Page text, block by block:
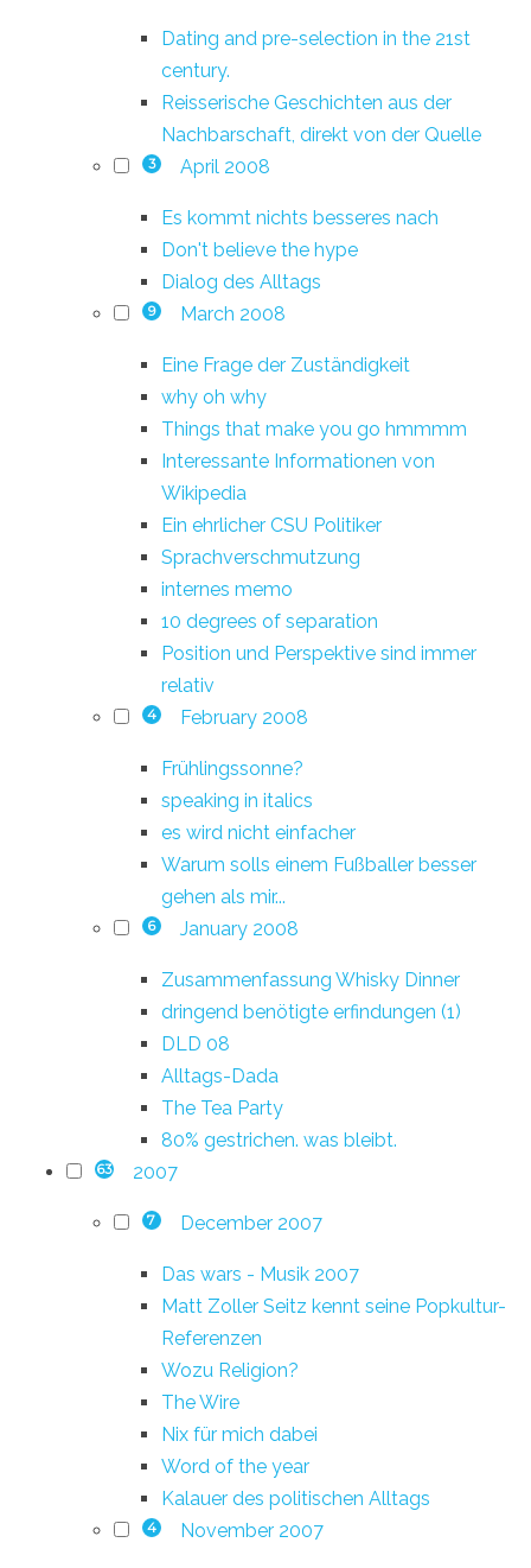
Dating and pre-selection in the 21st
century.
Reisserische Geschichten aus der
Nachbarschaft, direkt von der Quelle
3 April 2008
Es kommt nichts besseres nach
Don't believe the hype
Dialog des Alltags
9 March 2008
Eine Frage der Zuständigkeit
why oh why
Things that make you go hmmmm
Interessante Informationen von
Wikipedia
Ein ehrlicher CSU Politiker
Sprachverschmutzung
internes memo
10 degrees of separation
Position und Perspektive sind immer
relativ
4 February 2008
Frühlingssonne?
speaking in italics
es wird nicht einfacher
Warum solls einem Fußballer besser
gehen als mir...
6 January 2008
Zusammenfassung Whisky Dinner
dringend benötigte erfindungen (1)
DLD 08
Alltags-Dada
The Tea Party
80% gestrichen. was bleibt.
63 2007
7 December 2007
Das wars - Musik 2007
Matt Zoller Seitz kennt seine Popkultur-
Referenzen
Wozu Religion?
The Wire
Nix für mich dabei
Word of the year
Kalauer des politischen Alltags
4 November 2007